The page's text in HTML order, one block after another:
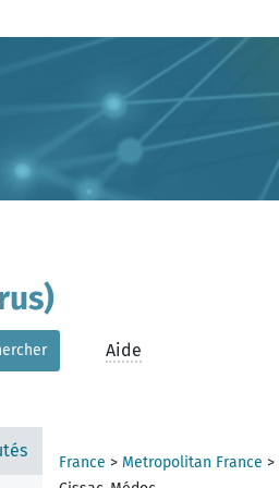
Aide
France > Metropolitan France >